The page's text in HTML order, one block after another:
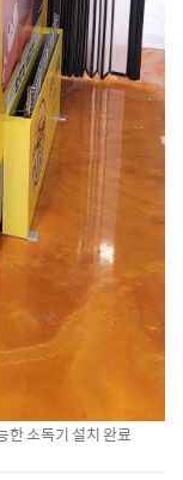
한 소독기 설치 완료